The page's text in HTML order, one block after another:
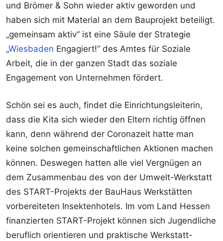
und Brömer & Sohn wieder aktiv geworden und
haben sich mit Material an dem Bauprojekt beteiligt.
„gemeinsam aktiv“ ist eine Säule der Strategie
„Wiesbaden Engagiert!“ des Amtes für Soziale
Arbeit, die in der ganzen Stadt das soziale
Engagement von Unternehmen fördert.
Schön sei es auch, findet die Einrichtungsleiterin,
dass die Kita sich wieder den Eltern richtig öffnen
kann, denn während der Coronazeit hatte man
keine solchen gemeinschaftlichen Aktionen machen
können. Deswegen hatten alle viel Vergnügen an
dem Zusammenbau des von der Umwelt-Werkstatt
des START-Projekts der BauHaus Werkstätten
vorbereiteten Insektenhotels. Im vom Land Hessen
finanzierten START-Projekt können sich Jugendliche
beruflich orientieren und praktische Werkstatt-